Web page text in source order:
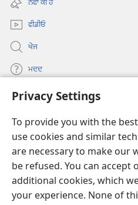
Privacy Settings
To provide you with the
use cookies and similar
are necessary to make our
be refused. You can accept
additional cookies, which
your experience. None of
window)
ਨਵਾਂ ਕੀ ਹੈ
ਵੀਡੀਓ
ਖੋਜ
ਮਦਦ
ਦਾਨ
new
window)Watchtower ONLINE
(opens
new
window)JW Hub
(opens
new
window)
®